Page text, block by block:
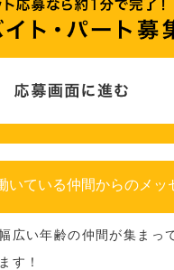
いている仲間からのメッ
広い年齢の仲間が集まっ
す！